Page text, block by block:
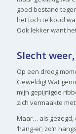
goed bestand
het toch te koud
Ook lekker want
Slecht
Op een droog
Geweldig! Wat
mijn gepijnigde
zich vermaakte
Maar… als gezegd,
‘hang-ei’; zo’n